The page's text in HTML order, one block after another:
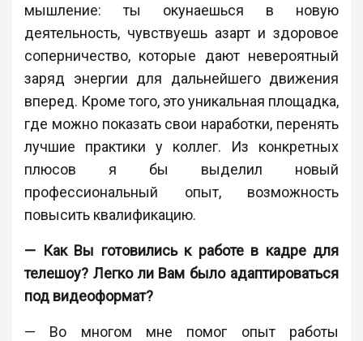
мышление: ты окунаешься в новую
деятельность, чувствуешь азарт и здоровое
соперничество, которые дают невероятный
заряд энергии для дальнейшего движения
вперед. Кроме того, это уникальная площадка,
где можно показать свои наработки, перенять
лучшие практики у коллег. Из конкретных
плюсов я бы выделил новый
профессиональный опыт, возможность
повысить квалификацию.
— Как Вы готовились к работе в кадре для
телешоу? Легко ли Вам было адаптироваться
под видеоформат?
— Во многом мне помог опыт работы